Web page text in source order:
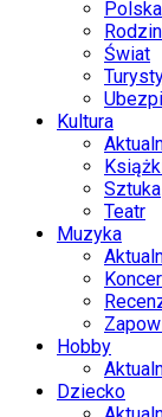
Polska
Świat
Kultura
Sztuka
Teatr
Muzyka
Hobby
Dziecko